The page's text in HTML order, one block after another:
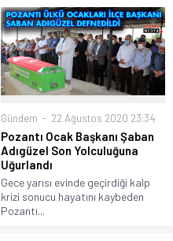
Gündem 22 Ağustos 2020 23:34
Pozantı Ocak Başkanı Şaban
Adıgüzel Son Yolculuğuna
Uğurlandı
Gece yarısı evinde geçirdiği kalp
krizi sonucu hayatını kaybeden
Pozantı...